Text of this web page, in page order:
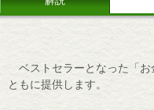
ベストセラーとなった「お
ともに提供します。